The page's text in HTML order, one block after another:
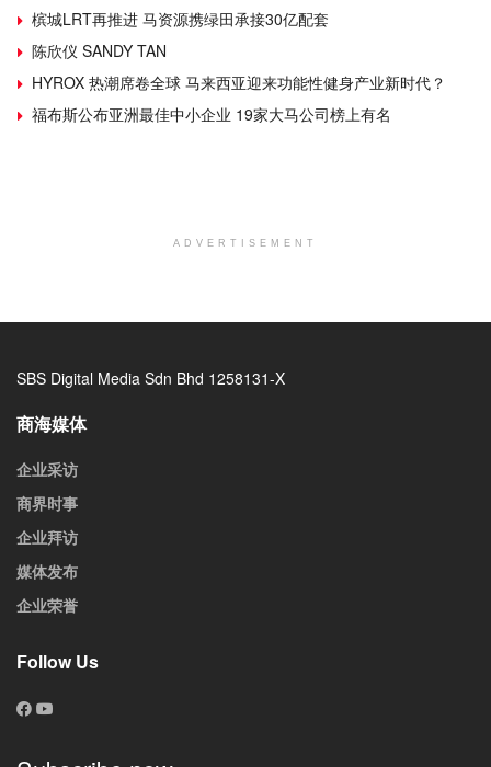
槟城LRT再推进 马资源携绿田承接30亿配套
陈欣仪 SANDY TAN
HYROX 热潮席卷全球 马来西亚迎来功能性健身产业新时代？
福布斯公布亚洲最佳中小企业 19家大马公司榜上有名
ADVERTISEMENT
SBS Digital Media Sdn Bhd 1258131-X
商海媒体
企业采访
商界时事
企业拜访
媒体发布
企业荣誉
Follow Us